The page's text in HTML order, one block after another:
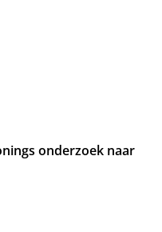
onderzoek naar